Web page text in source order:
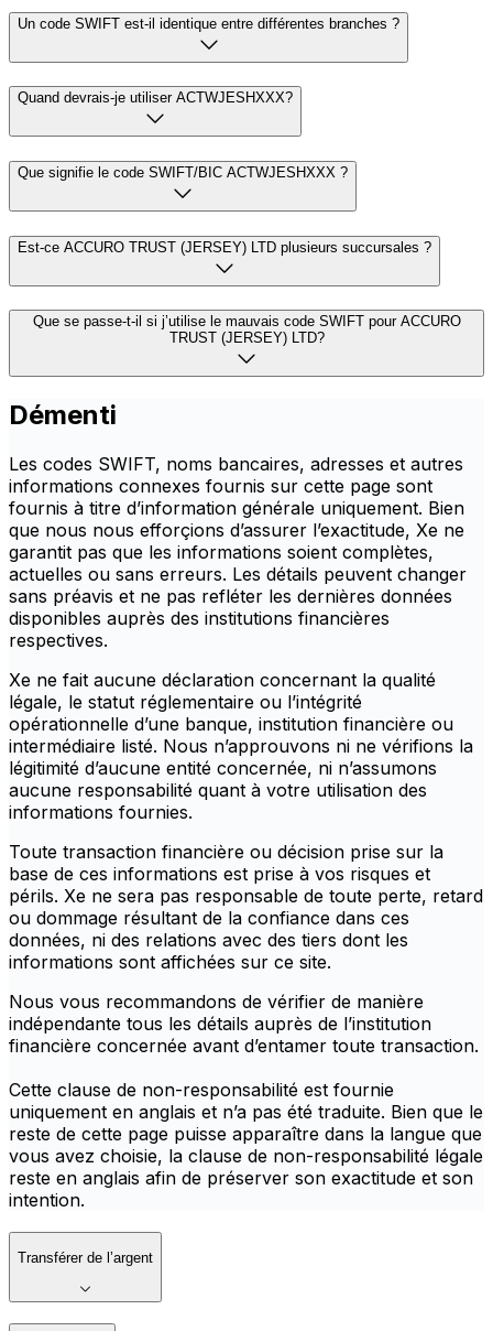
Un code SWIFT est-il identique entre différentes branches ?
Quand devrais-je utiliser ACTWJESHXXX?
Que signifie le code SWIFT/BIC ACTWJESHXXX ?
Est-ce ACCURO TRUST (JERSEY) LTD plusieurs succursales ?
Que se passe-t-il si j’utilise le mauvais code SWIFT pour ACCURO
TRUST (JERSEY) LTD?
Démenti
Les codes SWIFT, noms bancaires, adresses et autres
informations connexes fournis sur cette page sont
fournis à titre d’information générale uniquement. Bien
que nous nous efforçions d’assurer l’exactitude, Xe ne
garantit pas que les informations soient complètes,
actuelles ou sans erreurs. Les détails peuvent changer
sans préavis et ne pas refléter les dernières données
disponibles auprès des institutions financières
respectives.
Xe ne fait aucune déclaration concernant la qualité
légale, le statut réglementaire ou l’intégrité
opérationnelle d’une banque, institution financière ou
intermédiaire listé. Nous n’approuvons ni ne vérifions la
légitimité d’aucune entité concernée, ni n’assumons
aucune responsabilité quant à votre utilisation des
informations fournies.
Toute transaction financière ou décision prise sur la
base de ces informations est prise à vos risques et
périls. Xe ne sera pas responsable de toute perte, retard
ou dommage résultant de la confiance dans ces
données, ni des relations avec des tiers dont les
informations sont affichées sur ce site.
Nous vous recommandons de vérifier de manière
indépendante tous les détails auprès de l’institution
financière concernée avant d’entamer toute transaction.
Cette clause de non-responsabilité est fournie
uniquement en anglais et n’a pas été traduite. Bien que le
reste de cette page puisse apparaître dans la langue que
vous avez choisie, la clause de non-responsabilité légale
reste en anglais afin de préserver son exactitude et son
intention.
Transférer de l’argent